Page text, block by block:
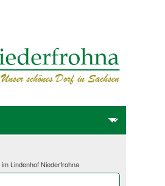
Lindenhof Niederfrohna